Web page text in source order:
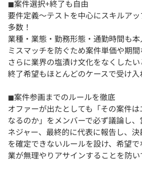
◼︎案件選択+終了も自由
要件定義〜テストを中心にスキルア
多数！
業種・業態・勤務形態・通勤時間も本
ミスマッチを防ぐため案件単価や期間
さらに業界の塩漬け文化をなくした
終了希望もほとんどのケースで受け入
◼︎案件参画までのルールを徹底
オファーが出たとしても「その案件
なるのか」をメンバーで必ず議論し
ネジャー、最終的に代表に報告し、
を確定できないルールを設け、希望
業が無理やりアサインすることを防い